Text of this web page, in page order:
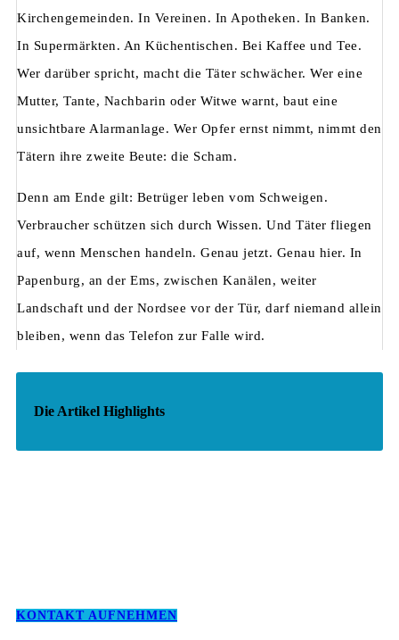
Kirchengemeinden. In Vereinen. In Apotheken. In Banken.
In Supermärkten. An Küchentischen. Bei Kaffee und Tee.
Wer darüber spricht, macht die Täter schwächer. Wer eine
Mutter, Tante, Nachbarin oder Witwe warnt, baut eine
unsichtbare Alarmanlage. Wer Opfer ernst nimmt, nimmt den
Tätern ihre zweite Beute: die Scham.
Denn am Ende gilt: Betrüger leben vom Schweigen.
Verbraucher schützen sich durch Wissen. Und Täter fliegen
auf, wenn Menschen handeln. Genau jetzt. Genau hier. In
Papenburg, an der Ems, zwischen Kanälen, weiter
Landschaft und der Nordsee vor der Tür, darf niemand allein
bleiben, wenn das Telefon zur Falle wird.
Die Artikel Highlights
KONTAKT AUFNEHMEN